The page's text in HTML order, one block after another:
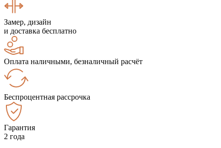
Замер, дизайн
и доставка бесплатно
Оплата наличными, безналичный расчёт
Беспроцентная рассрочка
Гарантия
2 года